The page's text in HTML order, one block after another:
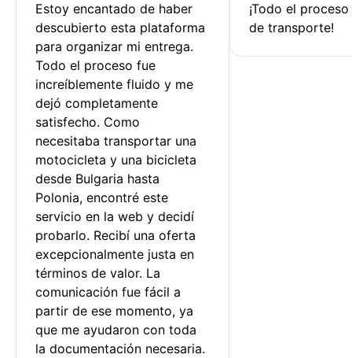
Estoy encantado de haber
descubierto esta plataforma
para organizar mi entrega.
Todo el proceso fue
increíblemente fluido y me
dejó completamente
satisfecho. Como
necesitaba transportar una
motocicleta y una bicicleta
desde Bulgaria hasta
Polonia, encontré este
servicio en la web y decidí
probarlo. Recibí una oferta
excepcionalmente justa en
términos de valor. La
comunicación fue fácil a
partir de ese momento, ya
que me ayudaron con toda
la documentación necesaria.
¡Todo el
de transporte!